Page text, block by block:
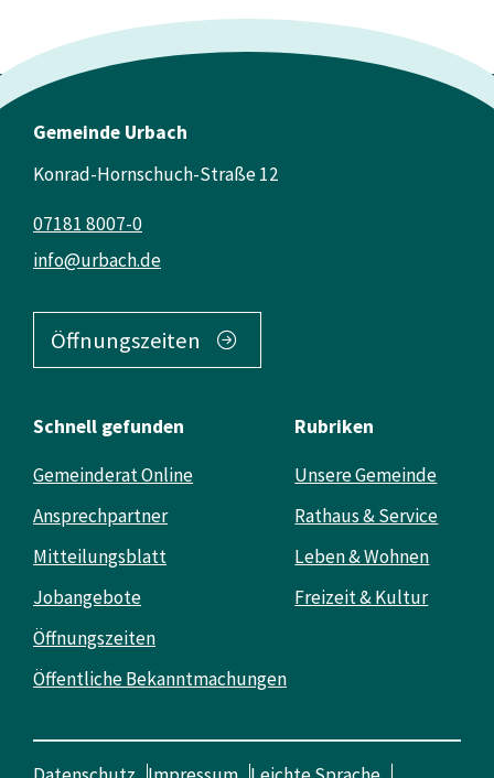
Gemeinde Urbach
Konrad-Hornschuch-Straße 12
info@urbach.de
07181 8007-0
Öffnungszeiten
Schnell gefunden
Gemeinderat Online
Ansprechpartner
Mitteilungsblatt
Jobangebote
Öffnungszeiten
Öffentliche Bekanntmachungen
Rubriken
Unsere Gemeinde
Rathaus & Service
Leben & Wohnen
Freizeit & Kultur